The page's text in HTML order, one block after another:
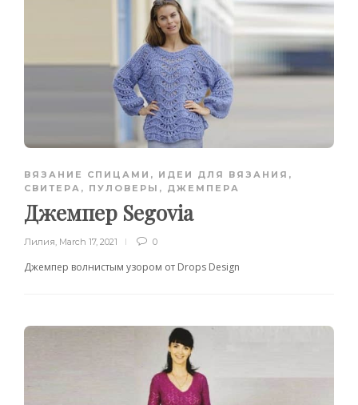
ВЯЗАНИЕ СПИЦАМИ , ИДЕИ ДЛЯ ВЯЗАНИЯ ,
СВИТЕРА, ПУЛОВЕРЫ, ДЖЕМПЕРА
Джемпер Segovia
Лилия, March 17, 2021 0
Джемпер волнистым узором от Drops Design